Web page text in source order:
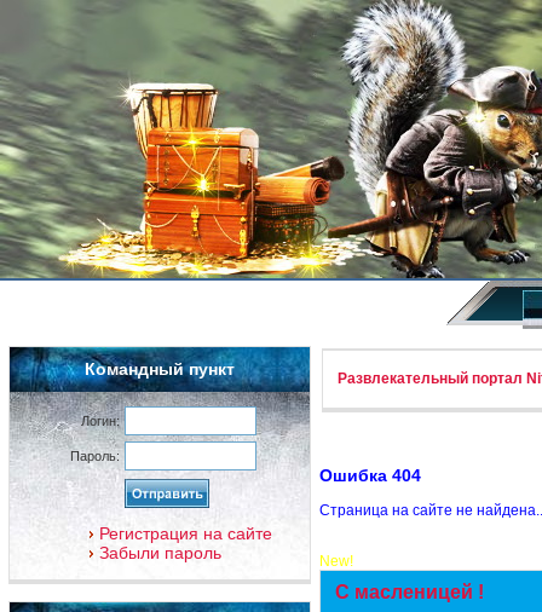
Командный пункт
Логин:
Пароль:
Регистрация на сайте
Забыли пароль
Развлекательный портал
Ошибка 404
Страница на сайте не
New!
С масленицей !